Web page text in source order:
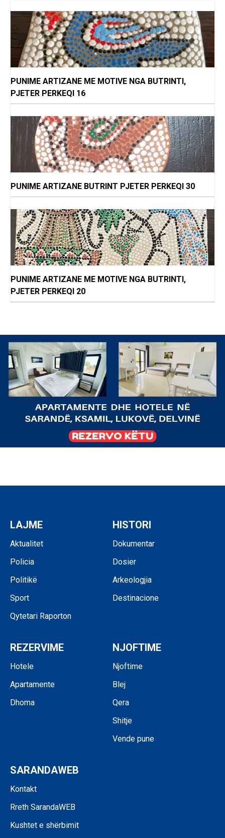
PUNIME ARTIZANE ME MOTIVE NGA BUTRINTI,
PJETER PERKEQI 16
PUNIME ARTIZANE BUTRINT PJETER PERKEQI 30
PUNIME ARTIZANE ME MOTIVE NGA BUTRINTI,
PJETER PERKEQI 20
LAJME
Aktualitet
Policia
Politikë
Sport
Qytetari Raporton
HISTORI
Dokumentar
Dosier
Arkeologjia
Destinacione
REZERVIME
Hotele
Apartamente
Dhoma
NJOFTIME
Njoftime
Blej
Qera
Shitje
Vende pune
SARANDAWEB
Kontakt
Rreth SarandaWEB
Kushtet e shërbimit